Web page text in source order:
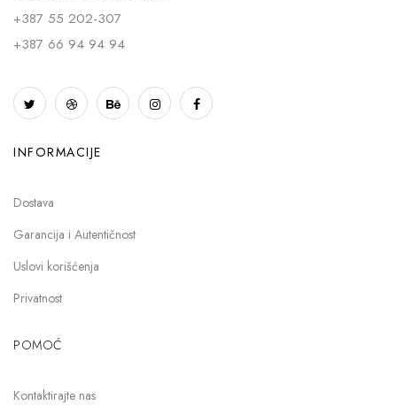
+387 55 202-307
+387 66 94 94 94
INFORMACIJE
Dostava
Garancija i Autentičnost
Uslovi korišćenja
Privatnost
POMOĆ
Kontaktirajte nas